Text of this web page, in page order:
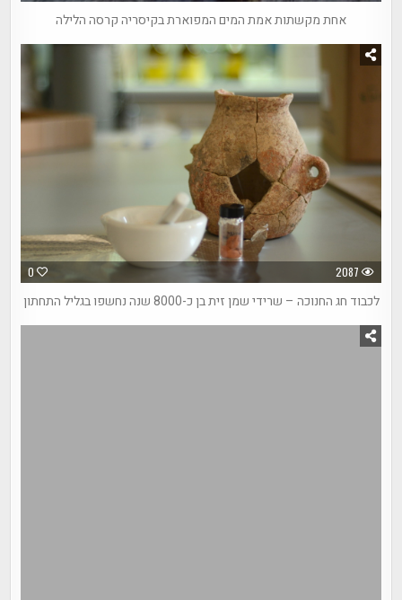
אחת מקשתות אמת המים המפוארת בקיסריה קרסה הלילה
0 2087
לכבוד חג החנוכה – שרידי שמן זית בן כ-8000 שנה נחשפו בגליל התחתון